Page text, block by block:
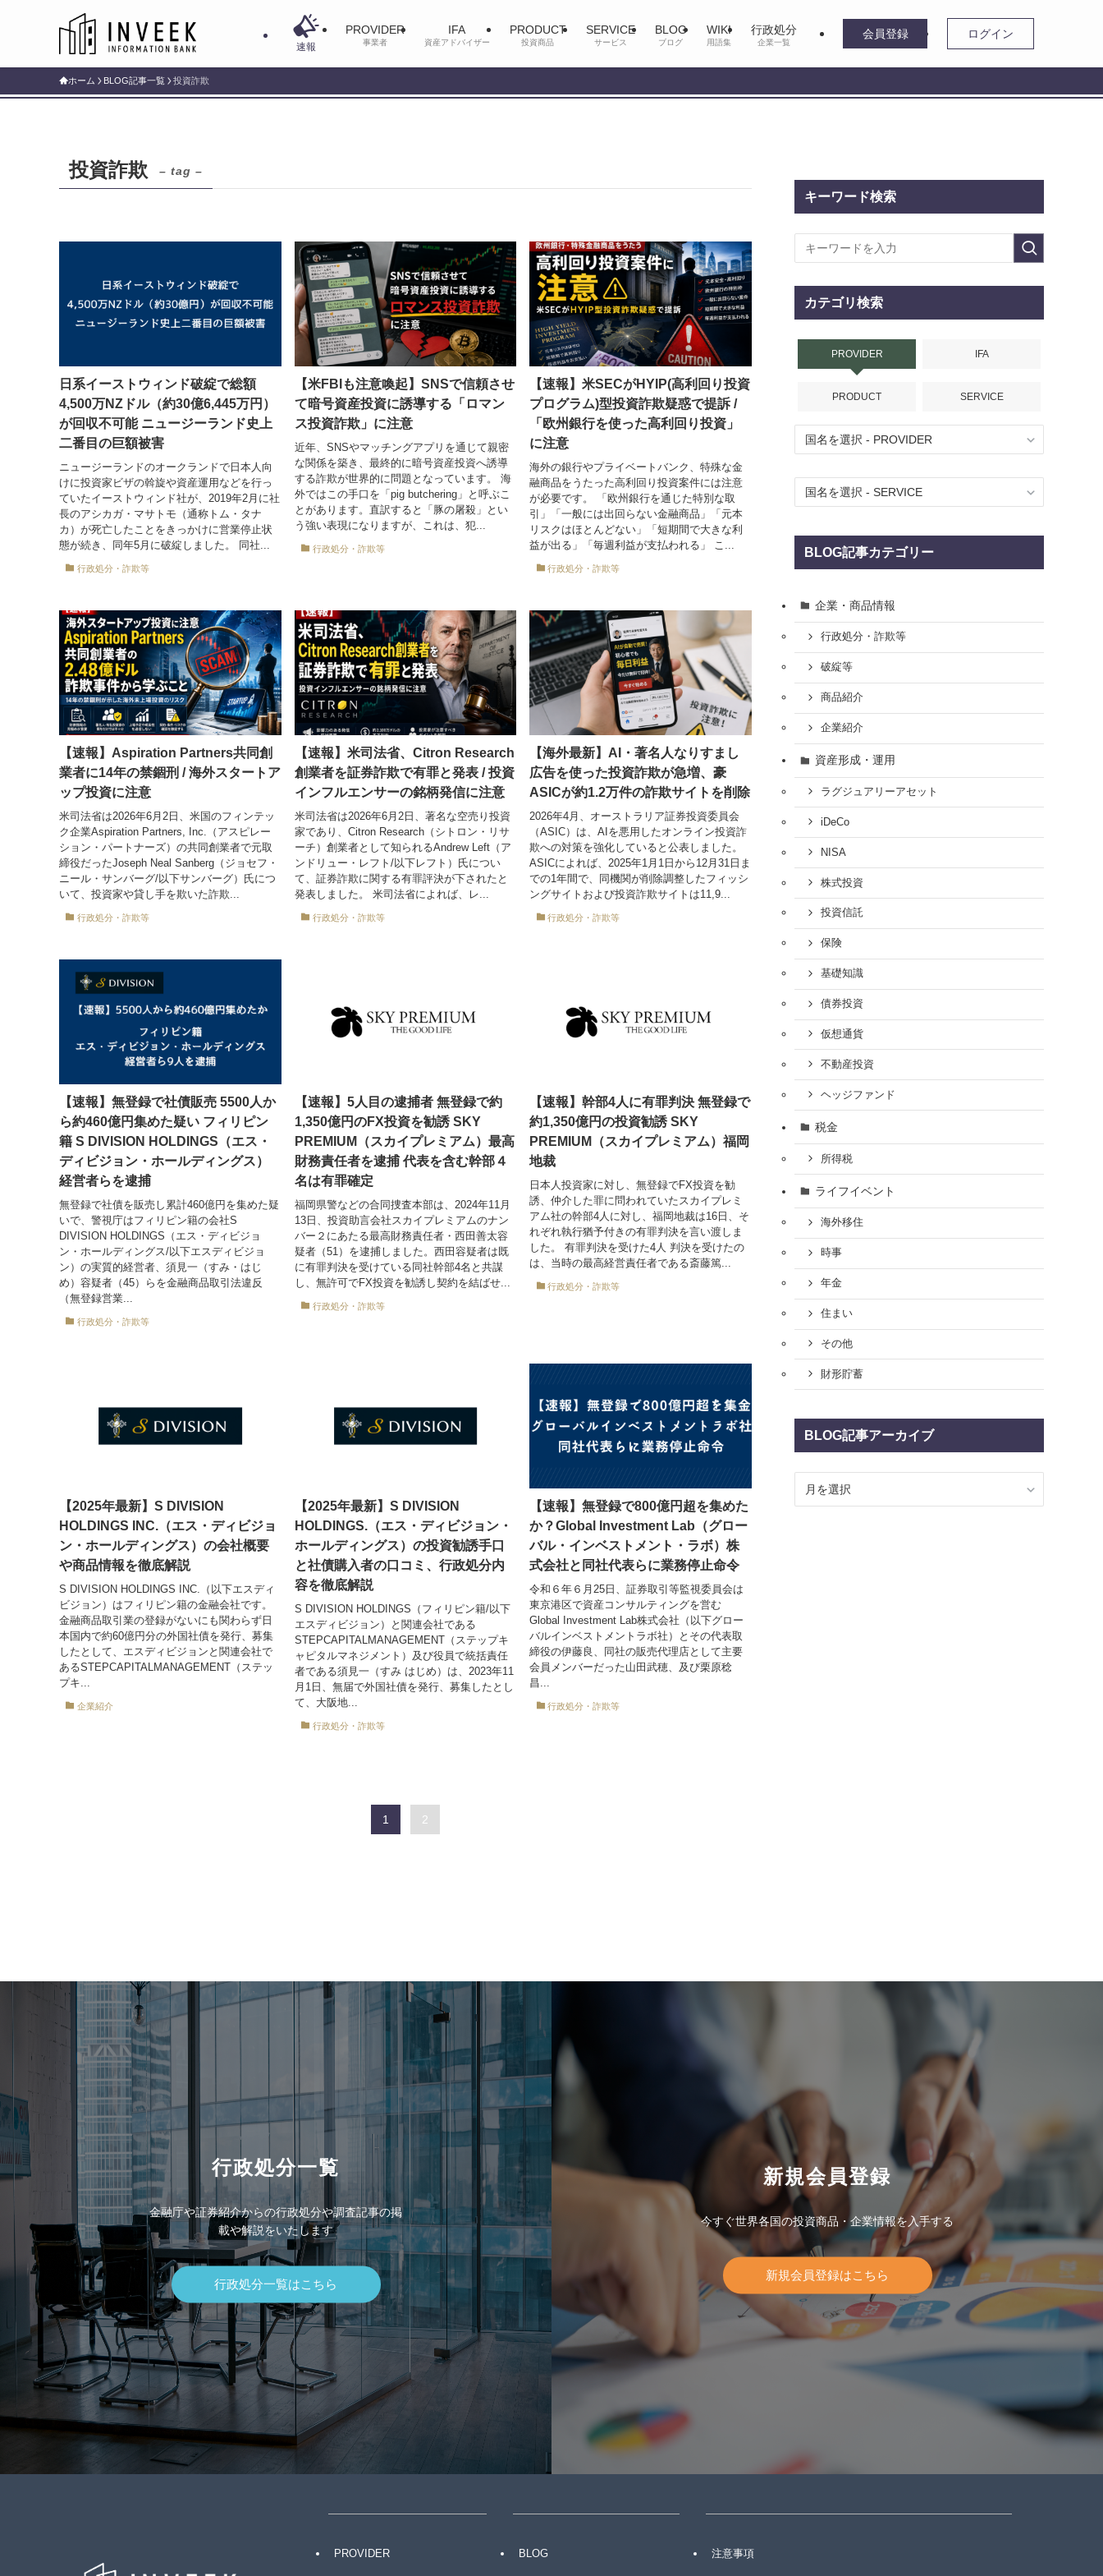
速報
PROVIDER
事業者
IFA
資産アドバイザー
PRODUCT
投資商品
SERVICE
サービス
BLOG
ブログ
WIKI
用語集
行政処分
企業一覧
会員登録 ログイン
ホーム BLOG記事一覧 投資詐欺
投資詐欺 – tag –
日系イーストウィンド破綻で総額
4,500万NZドル（約30億6,445万円）
が回収不可能 ニュージーランド史上
二番目の巨額被害
ニュージーランドのオークランドで日本人向
けに投資家ビザの斡旋や資産運用などを行っ
ていたイーストウィンド社が、2019年2月に社
長のアシカガ・マサトモ（通称トム・タナ
カ）が死亡したことをきっかけに営業停止状
態が続き、同年5月に破綻しました。 同社...
行政処分・詐欺等
【米FBIも注意喚起】SNSで信頼させ
て暗号資産投資に誘導する「ロマン
ス投資詐欺」に注意
近年、SNSやマッチングアプリを通じて親密
な関係を築き、最終的に暗号資産投資へ誘導
する詐欺が世界的に問題となっています。 海
外ではこの手口を「pig butchering」と呼ぶこ
とがあります。直訳すると「豚の屠殺」とい
う強い表現になりますが、これは、犯...
行政処分・詐欺等
【速報】米SECがHYIP(高利回り投資
プログラム)型投資詐欺疑惑で提訴 /
「欧州銀行を使った高利回り投資」
に注意
海外の銀行やプライベートバンク、特殊な金
融商品をうたった高利回り投資案件には注意
が必要です。 「欧州銀行を通じた特別な取
引」「一般には出回らない金融商品」「元本
リスクはほとんどない」「短期間で大きな利
益が出る」「毎週利益が支払われる」 こ...
行政処分・詐欺等
【速報】Aspiration Partners共同創
業者に14年の禁錮刑 / 海外スタートア
ップ投資に注意
米司法省は2026年6月2日、米国のフィンテッ
ク企業Aspiration Partners, Inc.（アスピレー
ション・パートナーズ）の共同創業者で元取
締役だったJoseph Neal Sanberg（ジョセフ・
ニール・サンバーグ/以下サンバーグ）氏につ
いて、投資家や貸し手を欺いた詐欺...
行政処分・詐欺等
【速報】米司法省、Citron Research
創業者を証券詐欺で有罪と発表 / 投資
インフルエンサーの銘柄発信に注意
米司法省は2026年6月2日、著名な空売り投資
家であり、Citron Research（シトロン・リサ
ーチ）創業者として知られるAndrew Left（ア
ンドリュー・レフト/以下レフト）氏につい
て、証券詐欺に関する有罪評決が下されたと
発表しました。 米司法省によれば、レ...
行政処分・詐欺等
【海外最新】AI・著名人なりすまし
広告を使った投資詐欺が急増、豪
ASICが約1.2万件の詐欺サイトを削除
2026年4月、オーストラリア証券投資委員会
（ASIC）は、AIを悪用したオンライン投資詐
欺への対策を強化していると公表しました。
ASICによれば、2025年1月1日から12月31日ま
での1年間で、同機関が削除調整したフィッシ
ングサイトおよび投資詐欺サイトは11,9...
行政処分・詐欺等
【速報】無登録で社債販売 5500人か
ら約460億円集めた疑い フィリピン
籍 S DIVISION HOLDINGS（エス・
ディビジョン・ホールディングス）
経営者らを逮捕
無登録で社債を販売し累計460億円を集めた疑
いで、警視庁はフィリピン籍の会社S
DIVISION HOLDINGS（エス・ディビジョ
ン・ホールディングス/以下エスディビジョ
ン）の実質的経営者、須見一（すみ・はじ
め）容疑者（45）らを金融商品取引法違反
（無登録営業...
行政処分・詐欺等
【速報】5人目の逮捕者 無登録で約
1,350億円のFX投資を勧誘 SKY
PREMIUM（スカイプレミアム）最高
財務責任者を逮捕 代表を含む幹部４
名は有罪確定
福岡県警などの合同捜査本部は、2024年11月
13日、投資助言会社スカイプレミアムのナン
バー２にあたる最高財務責任者・西田善太容
疑者（51）を逮捕しました。西田容疑者は既
に有罪判決を受けている同社幹部4名と共謀
し、無許可でFX投資を勧誘し契約を結ばせ...
行政処分・詐欺等
【速報】幹部4人に有罪判決 無登録で
約1,350億円の投資勧誘 SKY
PREMIUM（スカイプレミアム）福岡
地裁
日本人投資家に対し、無登録でFX投資を勧
誘、仲介した罪に問われていたスカイプレミ
アム社の幹部4人に対し、福岡地裁は16日、そ
れぞれ執行猶予付きの有罪判決を言い渡しま
した。 有罪判決を受けた4人 判決を受けたの
は、当時の最高経営責任者である斎藤篤...
行政処分・詐欺等
【2025年最新】S DIVISION
HOLDINGS INC.（エス・ディビジョ
ン・ホールディングス）の会社概要
や商品情報を徹底解説
S DIVISION HOLDINGS INC.（以下エスディ
ビジョン）はフィリピン籍の金融会社です。
金融商品取引業の登録がないにも関わらず日
本国内で約60億円分の外国社債を発行、募集
したとして、エスディビジョンと関連会社で
あるSTEPCAPITALMANAGEMENT（ステッ
プキ...
企業紹介
【2025年最新】S DIVISION
HOLDINGS.（エス・ディビジョン・
ホールディングス）の投資勧誘手口
と社債購入者の口コミ、行政処分内
容を徹底解説
S DIVISION HOLDINGS（フィリピン籍/以下
エスディビジョン）と関連会社である
STEPCAPITALMANAGEMENT（ステップキ
ャピタルマネジメント）及び役員で統括責任
者である須見一（すみ はじめ）は、2023年11
月1日、無届で外国社債を発行、募集したとし
て、大阪地...
行政処分・詐欺等
【速報】無登録で800億円超を集めた
か？Global Investment Lab（グロー
バル・インベストメント・ラボ）株
式会社と同社代表らに業務停止命令
令和６年６月25日、証券取引等監視委員会は
東京港区で資産コンサルティングを営む
Global Investment Lab株式会社（以下グロー
バルインベストメントラボ社）とその代表取
締役の伊藤良、同社の販売代理店として主要
会員メンバーだった山田武穂、及び栗原稔
昌...
行政処分・詐欺等
1 2
キーワード検索
カテゴリ検索
PROVIDER IFA
PRODUCT SERVICE
BLOG記事カテゴリー
企業・商品情報
行政処分・詐欺等
破綻等
商品紹介
企業紹介
資産形成・運用
ラグジュアリーアセット
iDeCo
NISA
株式投資
投資信託
保険
基礎知識
債券投資
仮想通貨
不動産投資
ヘッジファンド
税金
所得税
ライフイベント
海外移住
時事
年金
住まい
その他
財形貯蓄
BLOG記事アーカイブ
行政処分一覧
金融庁や証券紹介からの行政処分や調査記事の掲
載や解説をいたします
行政処分一覧はこちら
新規会員登録
今すぐ世界各国の投資商品・企業情報を入手する
新規会員登録はこちら
PROVIDER BLOG 注意事項